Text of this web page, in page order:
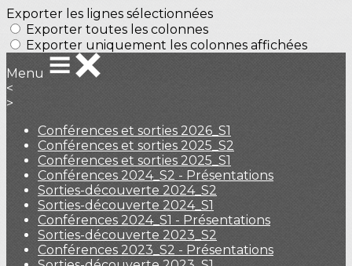
Exporter les lignes sélectionnées
Exporter toutes les colonnes
Exporter uniquement les colonnes affichées
Menu
<
>
Conférences et sorties 2026_S1
Conférences et sorties 2025_S2
Conférences et sorties 2025_S1
Conférences 2024_S2 - Présentations
Sorties-découverte 2024_S2
Sorties-découverte 2024_S1
Conférences 2024_S1 - Présentations
Sorties-découverte 2023_S2
Conférences 2023_S2 - Présentations